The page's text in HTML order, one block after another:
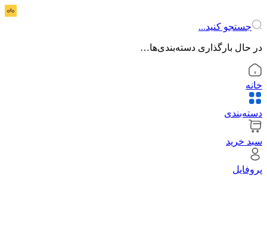
جستجو کنید...
در حال بارگذاری دسته‌بندی‌ها…
خانه
دسته‌بندی
سبد خرید
پروفایل